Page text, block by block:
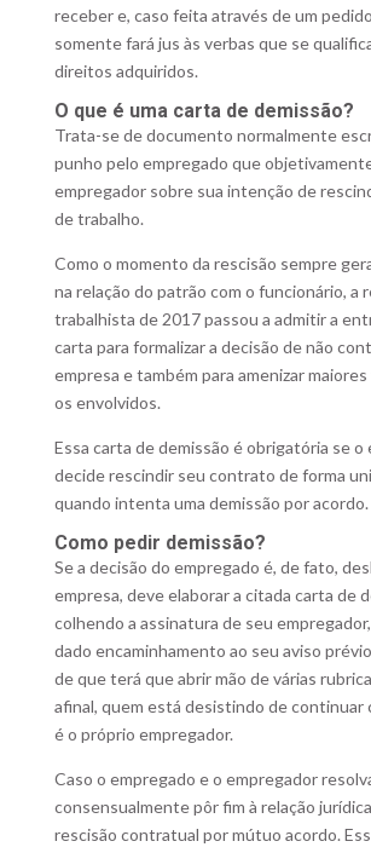
receber e, caso feita através de um
somente fará jus às verbas que se
direitos adquiridos.
O que é uma carta de demissão?
Trata-se de documento normalmente
punho pelo empregado que
empregador sobre sua intenção de
de trabalho.
Como o momento da rescisão sempre
na relação do patrão com o funcionário, a
trabalhista de 2017 passou a admitir a
carta para formalizar a decisão de não
empresa e também para amenizar
os envolvidos.
Essa carta de demissão é obrigatória se o
decide rescindir seu contrato de forma
quando intenta uma demissão por acordo.
Como pedir demissão?
Se a decisão do empregado é, de fato,
empresa, deve elaborar a citada carta de
colhendo a assinatura de seu
dado encaminhamento ao seu aviso
de que terá que abrir mão de várias
afinal, quem está desistindo de continuar
é o próprio empregador.
Caso o empregado e o empregador
consensualmente pôr fim à relação
rescisão contratual por mútuo acordo.